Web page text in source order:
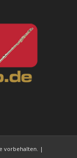
vorbehalten. |